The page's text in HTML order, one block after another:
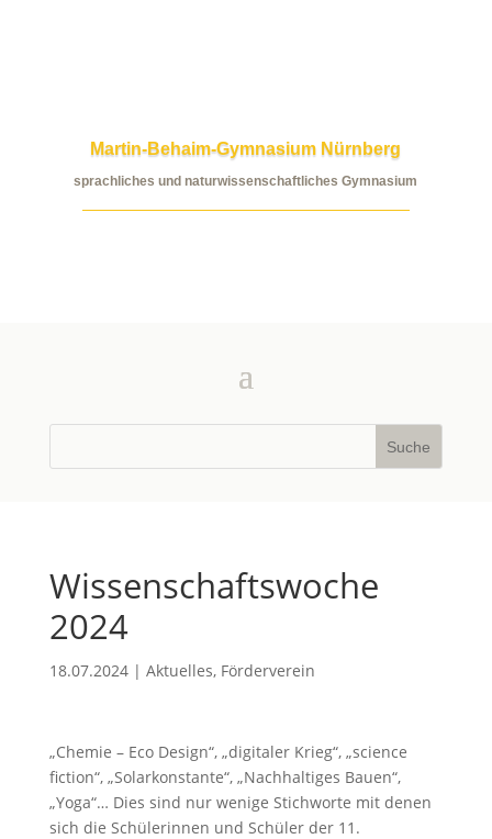
Martin-Behaim-Gymnasium Nürnberg
sprachliches und naturwissenschaftliches Gymnasium
Wissenschaftswoche
2024
18.07.2024| Aktuelles, Förderverein
„Chemie – Eco Design“, „digitaler Krieg“, „science
fiction“, „Solarkonstante“, „Nachhaltiges Bauen“,
„Yoga“… Dies sind nur wenige Stichworte mit denen
sich die Schülerinnen und Schüler der 11.